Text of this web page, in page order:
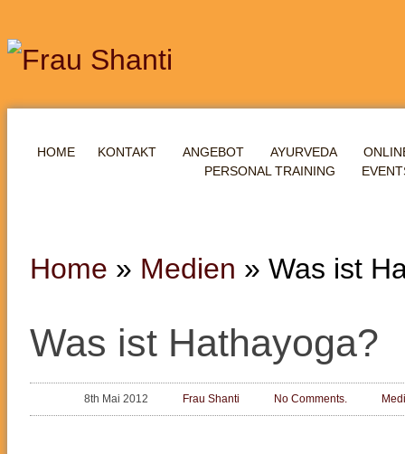
HOME KONTAKT ANGEBOT AYURVEDA
PERSONAL TRAINING
Home » Medien » Was ist
Was ist Hathayoga?
8th Mai 2012 Frau Shanti No Comments.